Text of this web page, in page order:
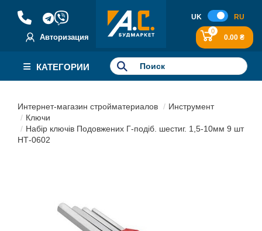
Авторизация
UK RU
0
0.00 ₴
КАТЕГОРИИ
Интернет-магазин стройматериалов
Инструмент
Ключи
Набір ключів Подовжених Г-подіб. шестиг. 1,5-10мм 9 шт
НТ-0602